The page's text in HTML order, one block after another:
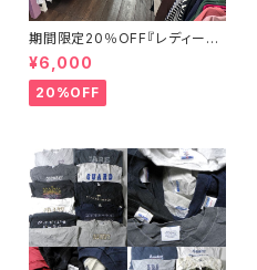
期間限定20％OFF『レディース
春夏物30点セット☆弊社店舗販
売品と同等のクオリティです♪』
¥6,000
20%OFF